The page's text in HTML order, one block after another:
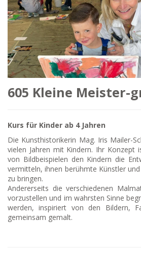
605 Kleine Meister-
Kurs für Kinder ab 4 Jahren
Die Kunsthistorikerin Mag. Iris Mailer-
vielen Jahren mit Kindern. Ihr Konzept
von Bildbeispielen den Kindern die
vermitteln, ihnen berühmte Künstler
zu bringen.
Andererseits die verschiedenen
vorzustellen und im wahrsten Sinne
werden, inspiriert von den Bildern,
gemeinsam gemalt.